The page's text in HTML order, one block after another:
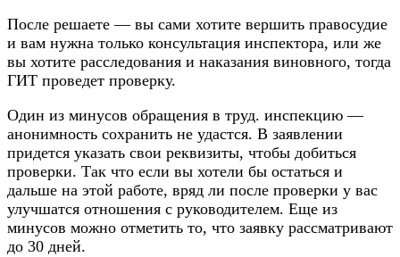
После решаете — вы сами хотите вершить правосудие
и вам нужна только консультация инспектора, или же
вы хотите расследования и наказания виновного, тогда
ГИТ проведет проверку.
Один из минусов обращения в труд. инспекцию —
анонимность сохранить не удастся. В заявлении
придется указать свои реквизиты, чтобы добиться
проверки. Так что если вы хотели бы остаться и
дальше на этой работе, вряд ли после проверки у вас
улучшатся отношения с руководителем. Еще из
минусов можно отметить то, что заявку рассматривают
до 30 дней.